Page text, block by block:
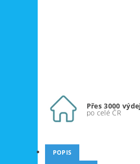
Přes 3000
po celé ČR
POPIS